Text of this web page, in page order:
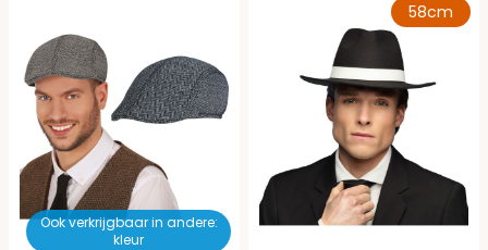
Ook verkrijgbaar in andere:
kleur
58cm